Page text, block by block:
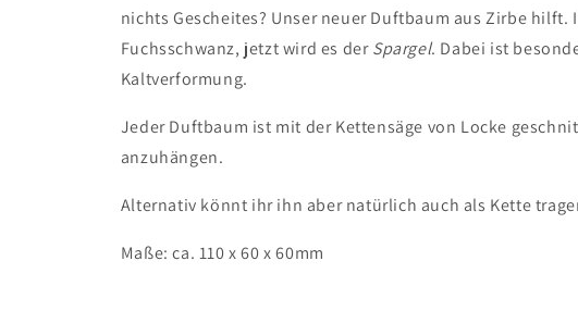
nichts Gescheites? Unser neuer Duftbaum aus Zirbe
Fuchsschwanz, jetzt wird es derSpargel. Dabei ist
Kaltverformung.
Jeder Duftbaum ist mit der Kettensäge von Locke
anzuhängen.
Alternativ könnt ihr ihn aber natürlich auch als Kette
Maße: ca. 110 x 60 x 60mm